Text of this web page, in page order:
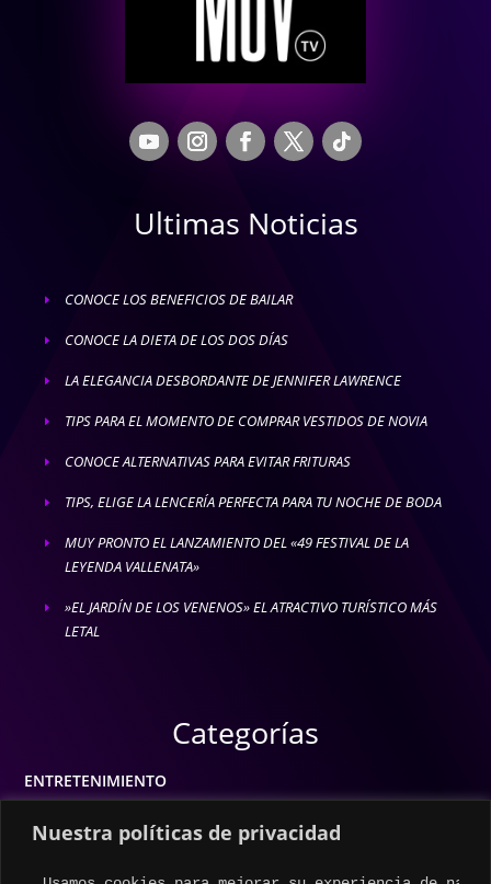
Nuestra políticas de privacidad
Ultimas Noticias
E CONOCE LOS BENEFICIOS DE BAILAR
E CONOCE LA DIETA DE LOS DOS DÍAS
E LA ELEGANCIA DESBORDANTE DE JENNIFER LAWRENCE
E TIPS PARA EL MOMENTO DE COMPRAR VESTIDOS DE NOVIA
E CONOCE ALTERNATIVAS PARA EVITAR FRITURAS
E TIPS, ELIGE LA LENCERÍA PERFECTA PARA TU NOCHE DE BODA
E
MUY PRONTO EL LANZAMIENTO DEL «49 FESTIVAL DE LA
LEYENDA VALLENATA»
E
»EL JARDÍN DE LOS VENENOS» EL ATRACTIVO TURÍSTICO MÁS
LETAL
Categorías
ENTRETENIMIENTO